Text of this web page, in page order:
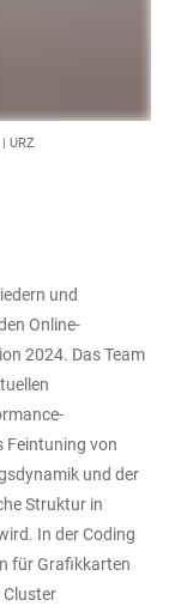
URZ
und
Online-
2024. Das Team
Feintuning von
und der
Struktur in
In der Coding
für Grafikkarten
Cluster